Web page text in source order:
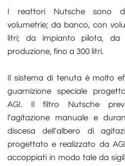
I reattori Nutsche sono
volumetrie; da banco, con
litri; da impianto pilota,
produzione, fino a 300 litri.
Il sistema di tenuta è molto
guarnizione speciale
AG!. Il filtro Nutsche
l’agitazione manuale e
discesa dell’albero di
progettato e realizzato da
accoppiati in modo tale da